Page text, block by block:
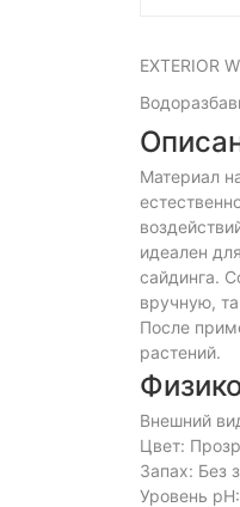
EXTERIOR
Материал
идеален
сайдинга.
вручную,
После
растений.
Внешний
Цвет:
Запах: Без
Уровень